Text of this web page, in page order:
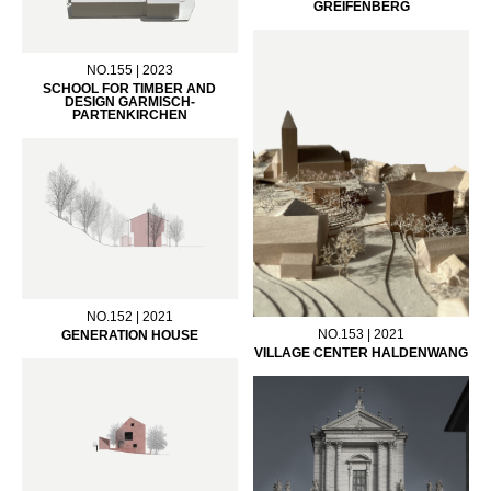
GREIFENBERG
NO.155 | 2023
SCHOOL FOR TIMBER AND
DESIGN GARMISCH-
PARTENKIRCHEN
NO.153 | 2021
VILLAGE CENTER HALDENWANG
NO.152 | 2021
GENERATION HOUSE